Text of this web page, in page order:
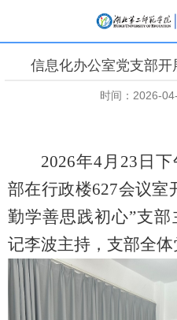
信息化办公室党支部
时间：2026-
2026年4 月 23 日
部在行政楼627会议室
勤学善思践初心”支
记李波主持，支部全体